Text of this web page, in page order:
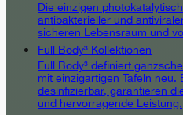
Die einzigen
antibakterieller und
sicheren Lebensraum und
Full Body³ Kollektionen
Full Body³ definiert
mit einzigartigen Tafeln
desinfizierbar, garantieren
und hervorragende Leistung.